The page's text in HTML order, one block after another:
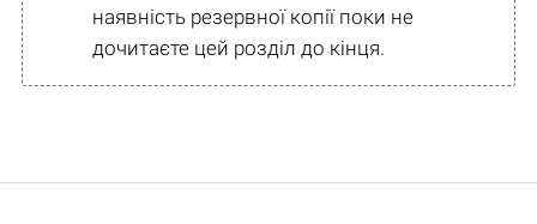
наявність резервної копії поки не
дочитаєте цей розділ до кінця.